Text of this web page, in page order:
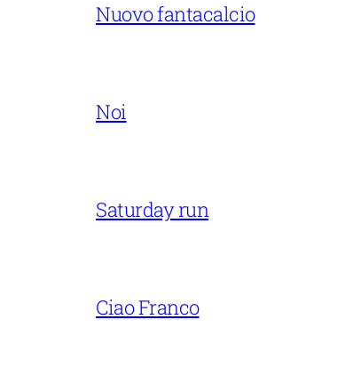
Nuovo fantacalcio
Noi
Saturday run
Ciao Franco